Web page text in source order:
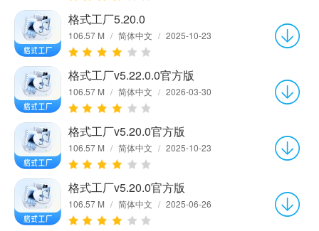
格式工厂5.20.0
106.57 M / 简体中文 / 2025-10-23
格式工厂v5.22.0.0官方版
106.57 M / 简体中文 / 2026-03-30
格式工厂v5.20.0官方版
106.57 M / 简体中文 / 2025-10-23
格式工厂v5.20.0官方版
106.57 M / 简体中文 / 2025-06-26